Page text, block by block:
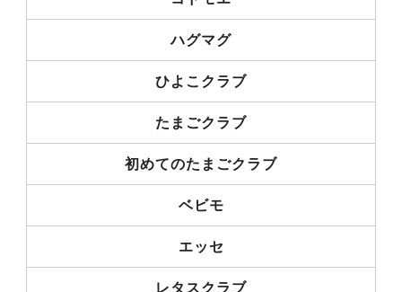
ハグマグ
ひよこクラブ
たまごクラブ
初めてのたまごクラブ
ベビモ
エッセ
レタスクラブ